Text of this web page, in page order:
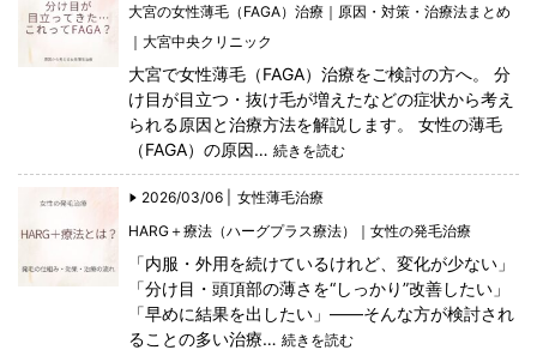
大宮の女性薄毛（FAGA）治療｜原因・対策・治療法まとめ
｜大宮中央クリニック
大宮で女性薄毛（FAGA）治療をご検討の方へ。 分
け目が目立つ・抜け毛が増えたなどの症状から考え
られる原因と治療方法を解説します。 女性の薄毛
（FAGA）の原因… 続きを読む
2026/03/06 |
女性薄毛治療
HARG＋療法（ハーグプラス療法）｜女性の発毛治療
「内服・外用を続けているけれど、変化が少ない」
「分け目・頭頂部の薄さを“しっかり”改善したい」
「早めに結果を出したい」――そんな方が検討され
ることの多い治療… 続きを読む